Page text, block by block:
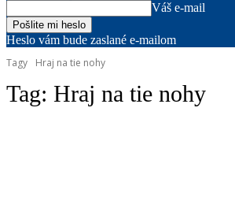
Váš e-mail
Heslo vám bude zaslané e-mailom
Tagy
Hraj na tie nohy
Tag: Hraj na tie nohy